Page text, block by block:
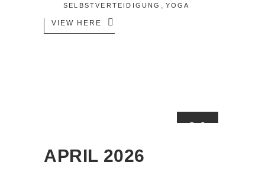
SELBSTVERTEIDIGUNG , YOGA
VIEW HERE
01
APRIL 2026